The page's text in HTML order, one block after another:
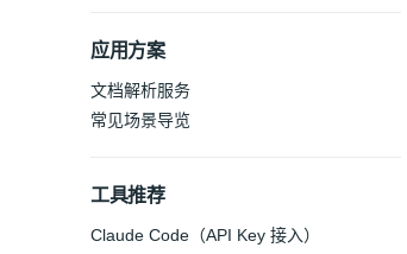
应用方案
文档解析服务
常见场景导览
工具推荐
Claude Code（API Key 接入）